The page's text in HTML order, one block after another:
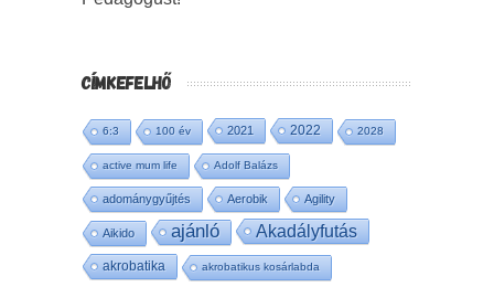
CÍMKEFELHŐ
6:3 100 év 2021 2022 2028
active mum life Adolf Balázs
adománygyűjtés Aerobik Agility
Aikido ajánló Akadályfutás
akrobatika akrobatikus kosárlabda